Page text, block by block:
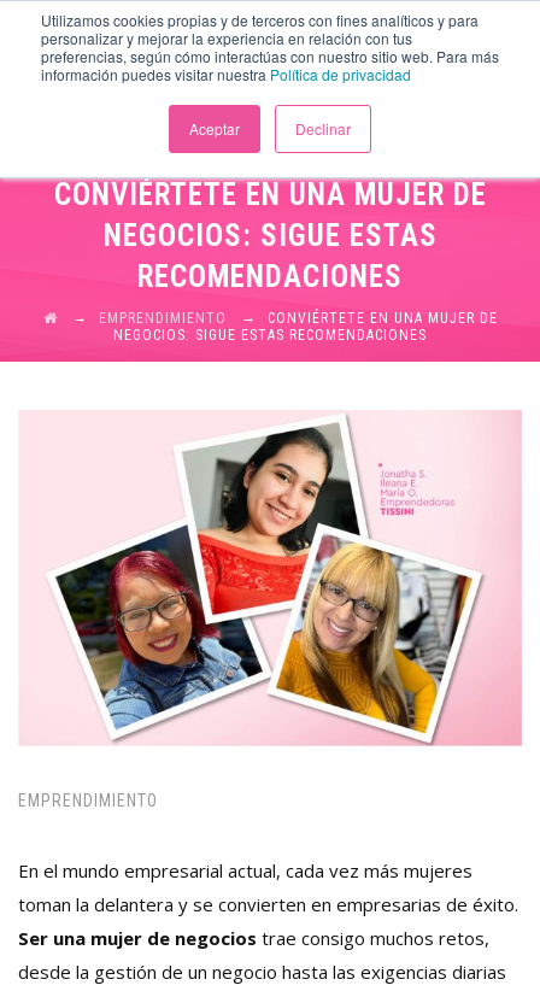
Utilizamos cookies propias y de terceros con fines analíticos y para
personalizar y mejorar la experiencia en relación con tus
preferencias, según cómo interactúas con nuestro sitio web. Para más
información puedes visitar nuestra Política de privacidad
Aceptar Declinar
CONVIÉRTETE EN UNA MUJER DE
NEGOCIOS: SIGUE ESTAS
RECOMENDACIONES
→ EMPRENDIMIENTO →
CONVIÉRTETE EN UNA MUJER DE
NEGOCIOS: SIGUE ESTAS RECOMENDACIONES
EMPRENDIMIENTO
En el mundo empresarial actual, cada vez más mujeres
toman la delantera y se convierten en empresarias de éxito.
Ser una mujer de negocios trae consigo muchos retos,
desde la gestión de un negocio hasta las exigencias diarias